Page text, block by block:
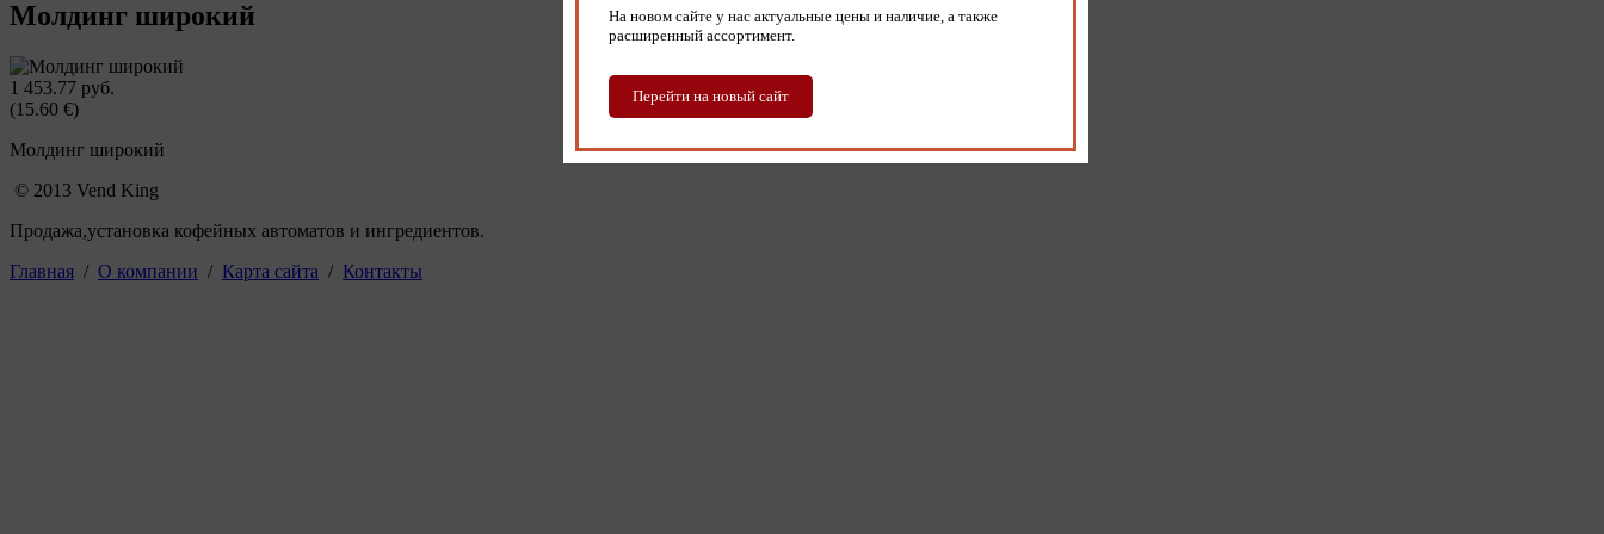
Молдинг широкий
1 453.77 руб.
(15.60 €)
Молдинг широкий
© 2013 Vend King
Продажа,установка кофейных автоматов и ингредиентов.
Главная / О компании / Карта сайта / Контакты
На новом сайте у нас актуальные цены и наличие, а также
расширенный ассортимент.
Перейти на новый сайт